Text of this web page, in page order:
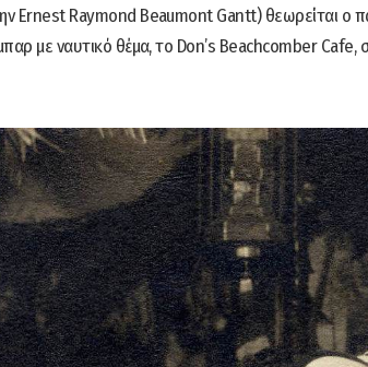
Ernest Raymond Beaumont Gantt) θεωρείται ο
με ναυτικό θέμα, το Don’s Beachcomber Cafe,